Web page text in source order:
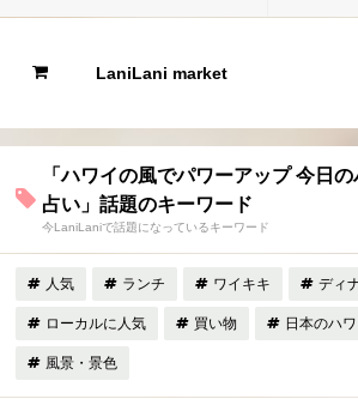
LaniLani market
「ハワイの風でパワーアップ 今日
占い」話題のキーワード
今LaniLaniで話題になっているキーワード
人気 ランチ ワイキキ ディ
ローカルに人気 買い物 日本のハ
風景・景色